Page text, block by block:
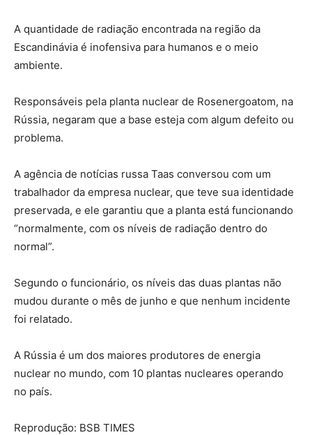
A quantidade de radiação encontrada na região da
Escandinávia é inofensiva para humanos e o meio
ambiente.
Responsáveis pela planta nuclear de Rosenergoatom, na
Rússia, negaram que a base esteja com algum defeito ou
problema.
A agência de notícias russa Taas conversou com um
trabalhador da empresa nuclear, que teve sua identidade
preservada, e ele garantiu que a planta está funcionando
“normalmente, com os níveis de radiação dentro do
normal”.
Segundo o funcionário, os níveis das duas plantas não
mudou durante o mês de junho e que nenhum incidente
foi relatado.
A Rússia é um dos maiores produtores de energia
nuclear no mundo, com 10 plantas nucleares operando
no país.
Reprodução: BSB TIMES